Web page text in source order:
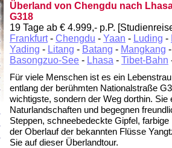
Überland von Chengdu nach
G318
19 Tage ab € 4.999,- p.P.
Frankfurt- Chengdu - Yaan - Luding -
Yading - Litang - Batang - Mangkang
Basongzuo-See - Lhasa - Tibet-Bahn
Für viele Menschen ist es ein
entlang der berühmten Nationalstraße
wichtigste, sondern der Weg dorthin.
Naturlandschaften und begegnen
Steppen, schneebedeckte Gipfel,
der Oberlauf der bekannten Flüsse
Sie auf dieser Überlandtour.